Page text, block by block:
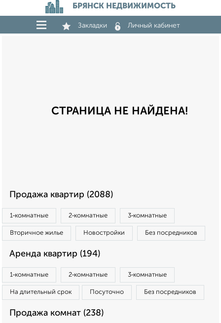
БРЯНСК НЕДВИЖИМОСТЬ
Закладки Личный кабинет
СТРАНИЦА НЕ НАЙДЕНА!
Продажа квартир (2088)
1‑комнатные 2‑комнатные 3‑комнатные
Вторичное жилье Новостройки Без посредников
Аренда квартир (194)
1‑комнатные 2‑комнатные 3‑комнатные
На длительный срок Посуточно Без посредников
Продажа комнат (238)